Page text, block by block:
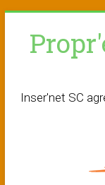
content
Inser'net SC